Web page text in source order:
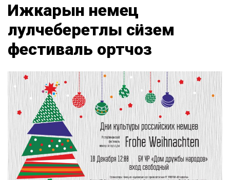
Ижкарын немец
лулчеберетлы сӥзем
фестиваль ортчоз